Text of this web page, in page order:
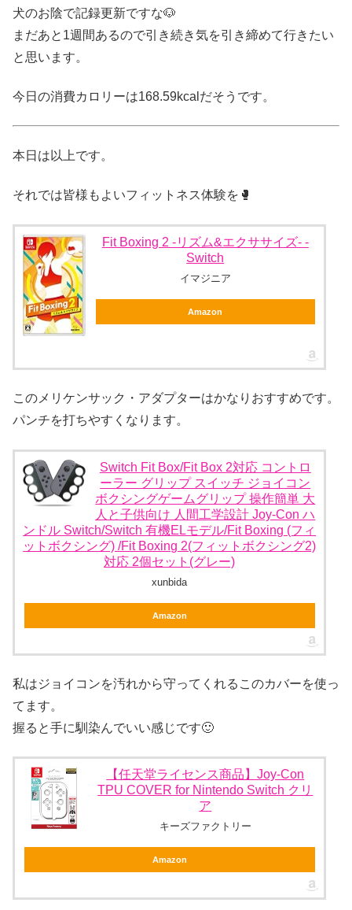
犬のお陰で記録更新ですな🐶
まだあと1週間あるので引き続き気を引き締めて行きたい
と思います。
今日の消費カロリーは168.59kcalだそうです。
本日は以上です。
それでは皆様もよいフィットネス体験を🥊
Fit Boxing 2 -リズム&エクササイズ- -
Switch
イマジニア
Amazon
このメリケンサック・アダプターはかなりおすすめです。
パンチを打ちやすくなります。
Switch Fit Box/Fit Box 2対応 コントロ
ーラー グリップ スイッチ ジョイコン
ボクシングゲームグリップ 操作簡単 大
人と子供向け 人間工学設計 Joy-Con ハ
ンドル Switch/Switch 有機ELモデル/Fit Boxing (フィ
ットボクシング) /Fit Boxing 2(フィットボクシング2)
対応 2個セット(グレー)
xunbida
Amazon
私はジョイコンを汚れから守ってくれるこのカバーを使っ
てます。
握ると手に馴染んでいい感じです🙂
【任天堂ライセンス商品】Joy-Con
TPU COVER for Nintendo Switch クリ
ア
キーズファクトリー
Amazon